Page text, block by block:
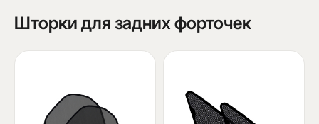
Шторки для задних форточек